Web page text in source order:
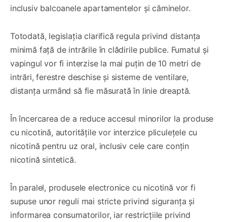
inclusiv balcoanele apartamentelor și căminelor.
Totodată, legislația clarifică regula privind distanța
minimă față de intrările în clădirile publice. Fumatul și
vapingul vor fi interzise la mai puțin de 10 metri de
intrări, ferestre deschise și sisteme de ventilare,
distanța urmând să fie măsurată în linie dreaptă.
În încercarea de a reduce accesul minorilor la produse
cu nicotină, autoritățile vor interzice pliculețele cu
nicotină pentru uz oral, inclusiv cele care conțin
nicotină sintetică.
În paralel, produsele electronice cu nicotină vor fi
supuse unor reguli mai stricte privind siguranța și
informarea consumatorilor, iar restricțiile privind